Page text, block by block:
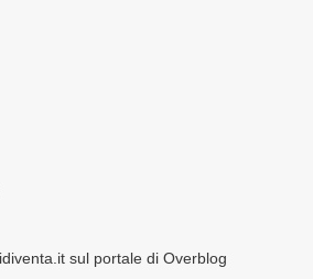
sul portale di Overblog